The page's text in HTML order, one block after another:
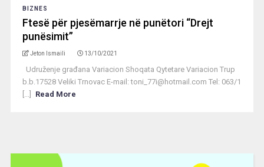
BIZNES
Ftesë për pjesëmarrje në punëtori “Drejt
punësimit”
Jeton Ismaili 13/10/2021
Udruženje građana Variacion Shoqata Qytetare Variacion Trup
b.b.17528 Veliki Trnovac E-mail: toni_77i@hotmail.com Tel: 063/1
[...]
Read More